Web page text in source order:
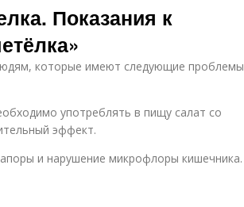
Показания к
которые имеют следующие проблемы
употреблять в пищу салат со
эффект.
и нарушение микрофлоры кишечника.